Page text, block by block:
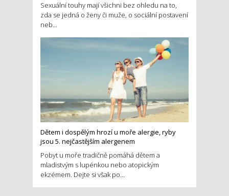
Sexuální touhy mají všichni bez ohledu na to,
zda se jedná o ženy či muže, o sociální postavení
neb...
Dětem i dospělým hrozí u moře alergie, ryby
jsou 5. nejčastějším alergenem
Pobyt u moře tradičně pomáhá dětem a
mladistvým s lupénkou nebo atopickým
ekzémem. Dejte si však po...